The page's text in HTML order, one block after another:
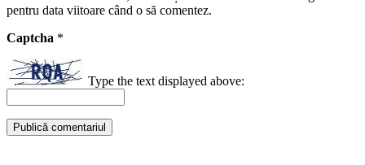
pentru data viitoare când o să comentez.
Captcha *
Type the text displayed above: